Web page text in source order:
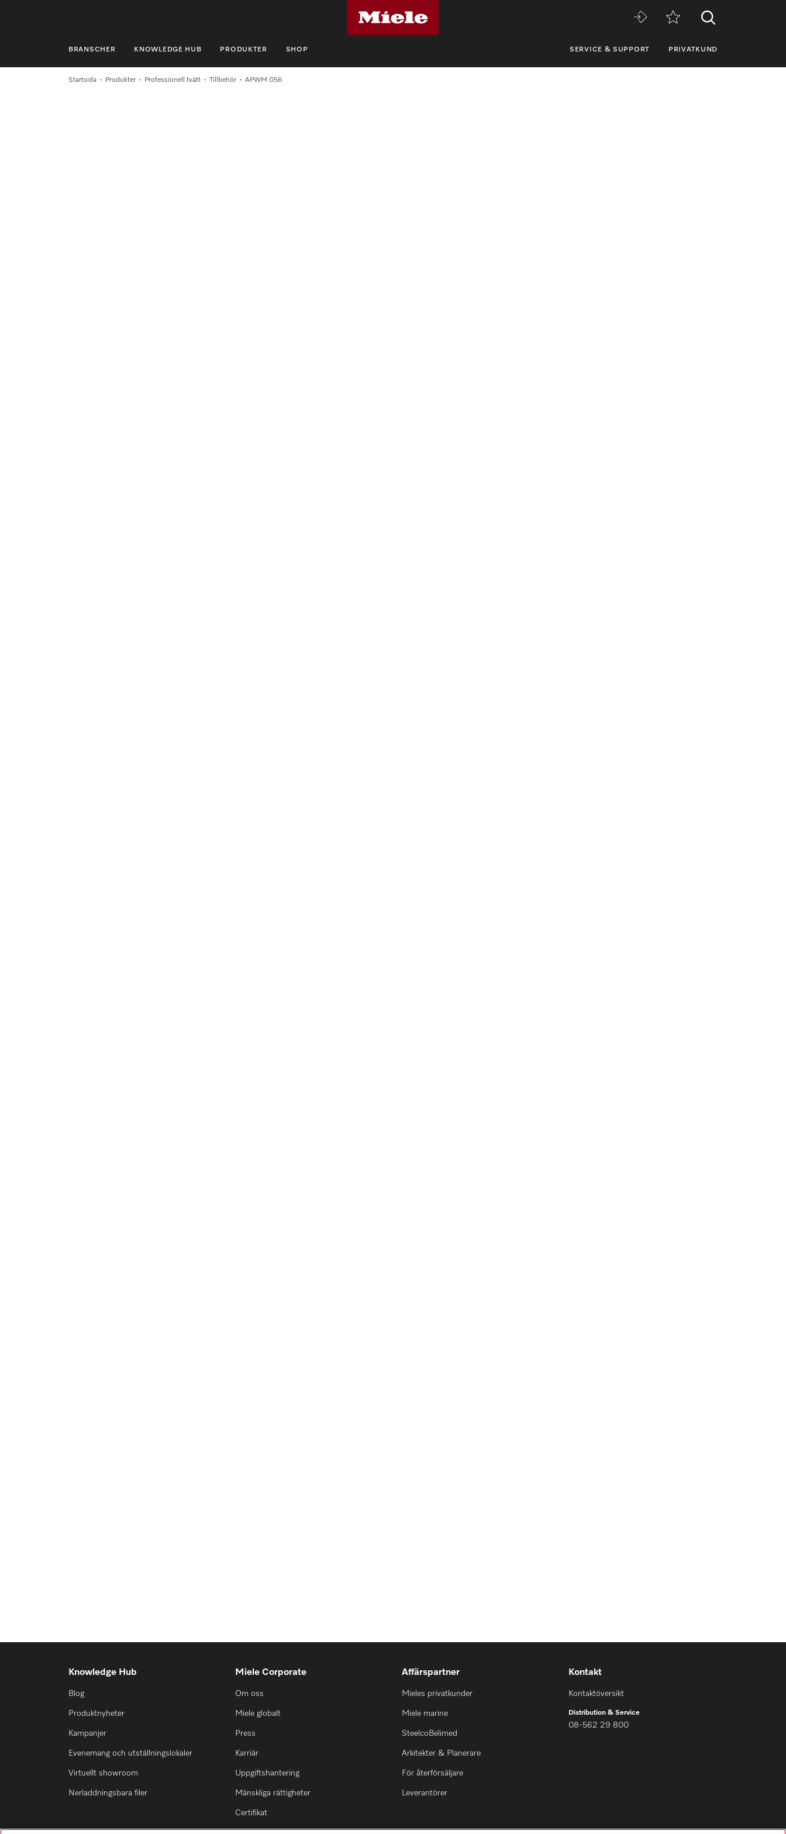
BRANSCHER KNOWLEDGE HUB PRODUKTER SHOP SERVICE & SUPPORT PRIVATKUND
BRANSCHER
Startsida Produkter Professionell tvätt Tillbehör APWM 056
Knowledge Hub
Blog
Produktnyheter
Kampanjer
Evenemang och utställningslokaler
Virtuellt showroom
Nerladdningsbara filer
Miele Corporate
Om oss
Miele globalt
Press
Karriär
Uppgiftshantering
Mänskliga rättigheter
Certifikat
Affärspartner
Mieles privatkunder
Miele marine
SteelcoBelimed
Arkitekter & Planerare
För återförsäljare
Leverantörer
Kontakt
Kontaktöversikt
Distribution & Service
08-562 29 800